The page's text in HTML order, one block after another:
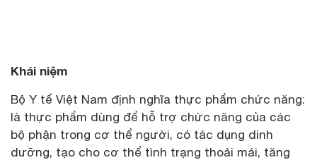
Khái niệm
Bộ Y tế Việt Nam định nghĩa thực phẩm chức năng:
là thực phẩm dùng để hỗ trợ chức năng của các
bộ phận trong cơ thể người, có tác dụng dinh
dưỡng, tạo cho cơ thể tình trạng thoải mái, tăng